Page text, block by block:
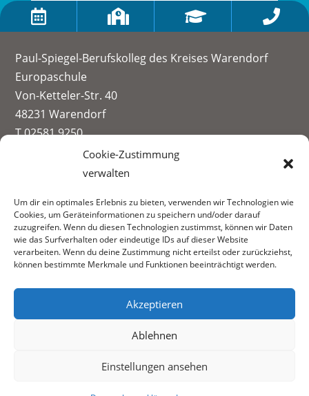
Cookie-Zustimmung
verwalten
Um dir ein optimales Erlebnis zu bieten, verwenden wir Technologien wie
Cookies, um Geräteinformationen zu speichern und/oder darauf
zuzugreifen. Wenn du diesen Technologien zustimmst, können wir Daten
wie das Surfverhalten oder eindeutige IDs auf dieser Website
verarbeiten. Wenn du deine Zustimmung nicht erteilst oder zurückziehst,
können bestimmte Merkmale und Funktionen beeinträchtigt werden.
Akzeptieren
Ablehnen
Einstellungen ansehen
   
Paul-Spiegel-Berufskolleg des Kreises Warendorf
Europaschule
Von-Ketteler-Str. 40
48231 Warendorf
T 02581 9250
info@paul-spiegel-berufskolleg.eu
Datenschutzerklärung
Informationen zur Datenerhebung
Fachbereiche: